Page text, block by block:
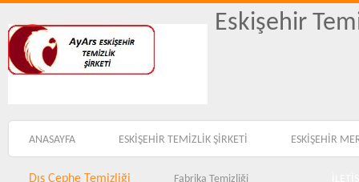
Eskişehir
ANASAYFA ESKİŞEHİR TEMİZLİK ŞİRKETİ ESKİŞEHİR
Dış Cephe Temizliği Fabrika Temizliği